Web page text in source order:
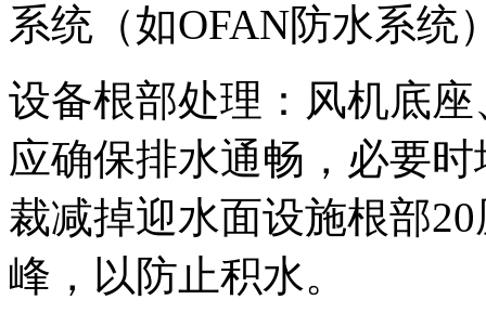
系统（如OFAN防水系统
设备根部处理：风机底
应确保排水通畅，必要
裁减掉迎水面设施根部
峰，以防止积水。